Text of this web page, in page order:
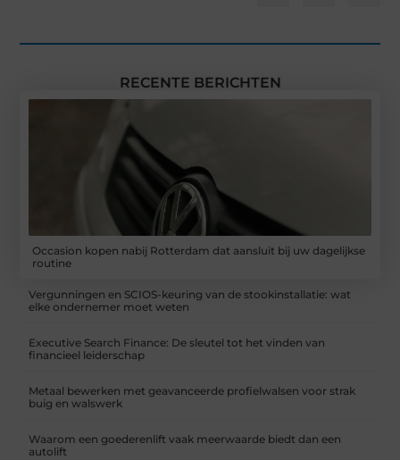
RECENTE BERICHTEN
Occasion kopen nabij Rotterdam dat aansluit bij uw dagelijkse
routine
Vergunningen en SCIOS-keuring van de stookinstallatie: wat
elke ondernemer moet weten
Executive Search Finance: De sleutel tot het vinden van
financieel leiderschap
Metaal bewerken met geavanceerde profielwalsen voor strak
buig en walswerk
Waarom een goederenlift vaak meerwaarde biedt dan een
autolift